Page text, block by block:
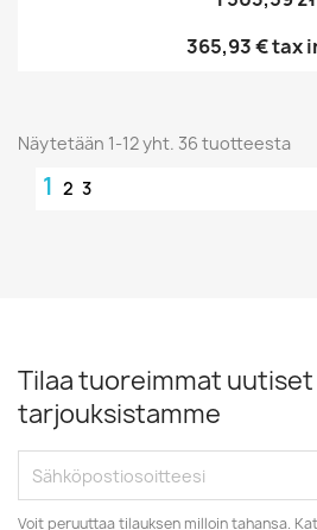
365,93 €tax
Näytetään 1-12 yht. 36 tuotteesta
1 2 3
Tilaa tuoreimmat
tarjouksistamme
Voit peruuttaa tilauksen milloin tahansa.